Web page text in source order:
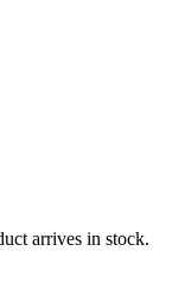
arrives in stock.